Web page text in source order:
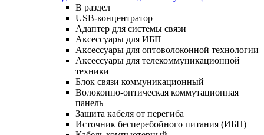
В раздел
USB-концентратор
Адаптер для системы связи
Аксессуары для ИБП
Аксессуары для оптоволоконной технологии
Аксессуары для телекоммуникационной
техники
Блок связи коммуникационный
Волоконно-оптическая коммутационная
панель
Защита кабеля от перегиба
Источник бесперебойного питания (ИБП)